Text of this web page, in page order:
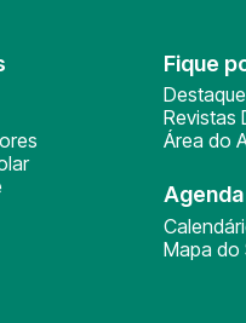
Fique
Revistas
Área do
Mapa do